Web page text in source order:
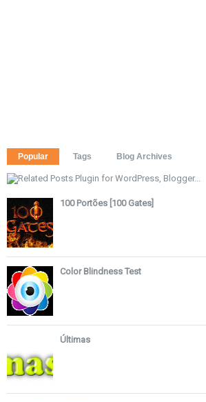
Popular Tags Blog Archives
100 Portões [100 Gates]
Color Blindness Test
Últimas